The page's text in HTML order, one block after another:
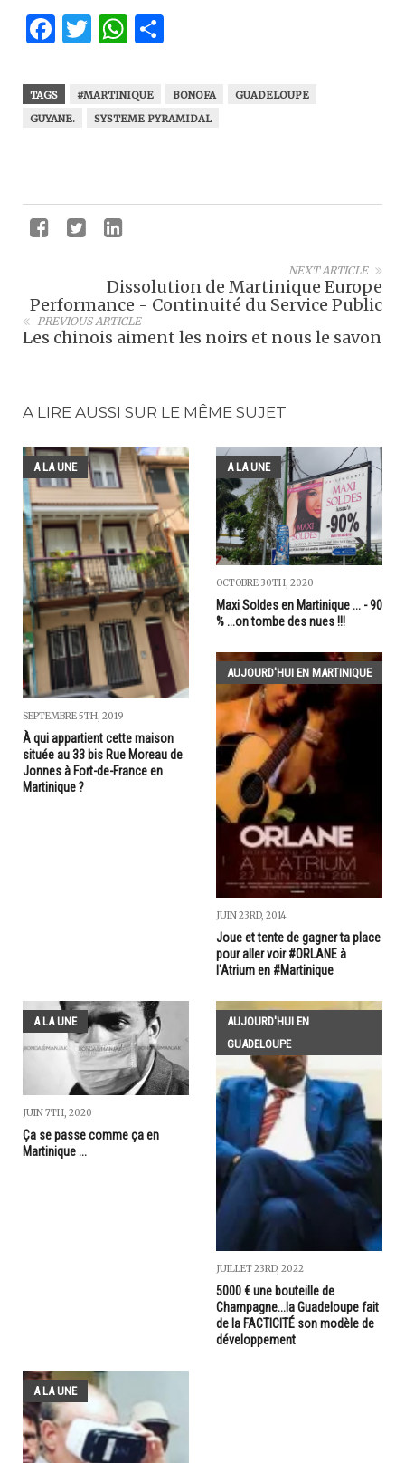
Facebook
Twitter
WhatsApp
TAGS #MARTINIQUE BONOFA
GUADELOUPE
GUYANE.
SYSTEME PYRAMIDAL
NEXT ARTICLE
Dissolution de Martinique Europe
Performance - Continuité du Service Public
PREVIOUS ARTICLE
Les chinois aiment les noirs et nous le savon
A LIRE AUSSI SUR LE MÊME SUJET
A LA UNE
SEPTEMBRE 5TH, 2019
À qui appartient cette maison
située au 33 bis Rue Moreau de
Jonnes à Fort-de-France en
Martinique ?
A LA UNE
OCTOBRE 30TH, 2020
Maxi Soldes en Martinique ... - 90
% ...on tombe des nues !!!
AUJOURD'HUI EN MARTINIQUE
JUIN 23RD, 2014
Joue et tente de gagner ta place
pour aller voir #ORLANE à
l'Atrium en #Martinique
A LA UNE
JUIN 7TH, 2020
Ça se passe comme ça en
Martinique ...
AUJOURD'HUI EN
GUADELOUPE
JUILLET 23RD, 2022
5000 € une bouteille de
Champagne...la Guadeloupe fait
de la FACTICITÉ son modèle de
développement
A LA UNE